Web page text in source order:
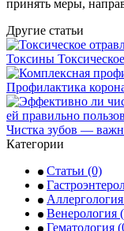
принять меры,
Другие статьи
Токсины
Профилактика
Чистка зубов —
Категории
Статьи (0)
Аллергология
Венерология
Гематология